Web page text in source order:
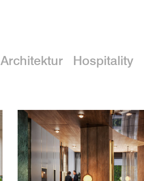
Architektur Hospitality